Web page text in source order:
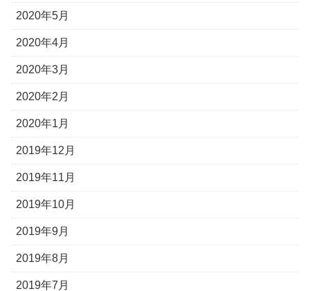
2020年5月
2020年4月
2020年3月
2020年2月
2020年1月
2019年12月
2019年11月
2019年10月
2019年9月
2019年8月
2019年7月